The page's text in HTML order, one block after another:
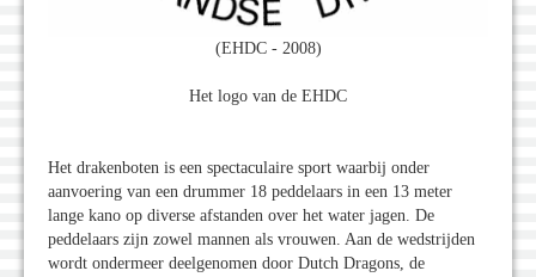
(EHDC - 2008)
Het logo van de EHDC
Het drakenboten is een spectaculaire sport waarbij onder
aanvoering van een drummer 18 peddelaars in een 13 meter
lange kano op diverse afstanden over het water jagen. De
peddelaars zijn zowel mannen als vrouwen. Aan de wedstrijden
wordt ondermeer deelgenomen door Dutch Dragons, de